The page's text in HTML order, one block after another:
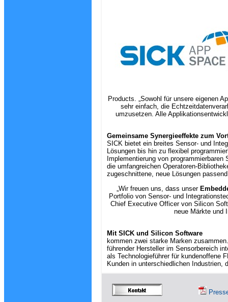
Products. „Sowohl für unsere eigenen
sehr einfach, die
umzusetzen. Alle
Gemeinsame Synergieeffekte zum
SICK bietet ein breites Sensor- und
Lösungen bis hin zu flexibel
Implementierung von
die umfangreichen Operatoren-
zugeschnittene, neue Lösungen
„Wir freuen uns, dass unser
Portfolio von Sensor- und
Chief Executive Officer von Silicon
neue Märkte und
Mit SICK und Silicon Software
kommen zwei starke Marken
führender Hersteller im Sensorbereich
als Technologieführer für kundenoffene
Kunden in unterschiedlichen Industrien,